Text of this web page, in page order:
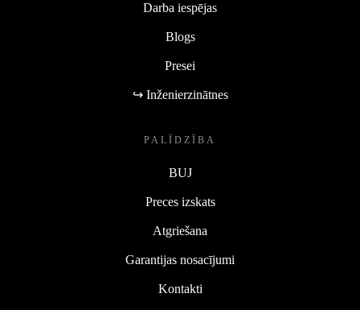
Darba iespējas
Blogs
Presei
↪ Inženierzinātnes
PALĪDZĪBA
BUJ
Preces izskats
Atgriešana
Garantijas nosacījumi
Kontakti